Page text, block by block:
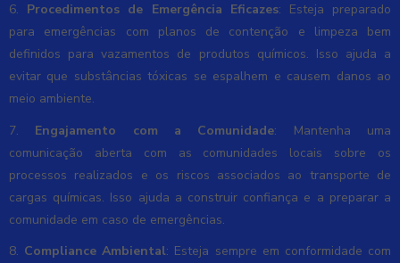
6. Procedimentos de Emergência Eficazes: Esteja preparado
para emergências com planos de contenção e limpeza bem
definidos para vazamentos de produtos químicos. Isso ajuda a
evitar que substâncias tóxicas se espalhem e causem danos ao
meio ambiente.
7. Engajamento com a Comunidade: Mantenha uma
comunicação aberta com as comunidades locais sobre os
processos realizados e os riscos associados ao transporte de
cargas químicas. Isso ajuda a construir confiança e a preparar a
comunidade em caso de emergências.
8. Compliance Ambiental: Esteja sempre em conformidade com